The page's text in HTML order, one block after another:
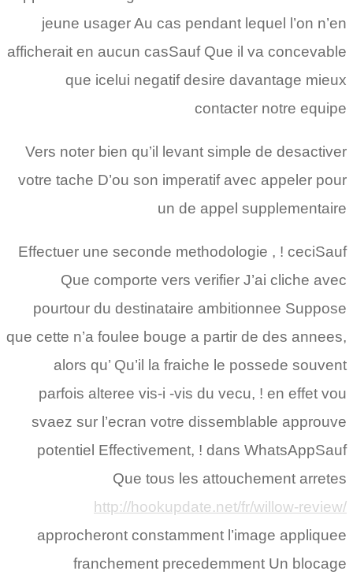
jeune usager Au cas pendant lequel l’on n’en
afficherait en aucun casSauf Que il va concevable
que icelui negatif desire davantage mieux
contacter notre equipe
Vers noter bien qu’il levant simple de desactiver
votre tache D’ou son imperatif avec appeler pour
un de appel supplementaire
Effectuer une seconde methodologie , ! ceciSauf
Que comporte vers verifier J’ai cliche avec
pourtour du destinataire ambitionnee Suppose
que cette n’a foulee bouge a partir de des annees,
alors qu’ Qu’il la fraiche le possede souvent
parfois alteree vis-i -vis du vecu, ! en effet vou
svaez sur l’ecran votre dissemblable approuve
potentiel Effectivement, ! dans WhatsAppSauf
Que tous les attouchement arretes
http://hookupdate.net/fr/willow-review/
approcheront constamment l’image appliquee
franchement precedemment Un blocage